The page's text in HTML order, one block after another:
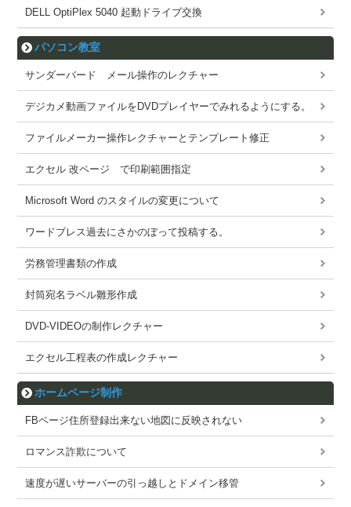
DELL OptiPlex 5040 起動ドライブ交換
パソコン教室
サンダーバード メール操作のレクチャー
デジカメ動画ファイルをDVDプレイヤーでみれるようにする。
ファイルメーカー操作レクチャーとテンプレート修正
エクセル 改ページ で印刷範囲指定
Microsoft Word のスタイルの変更について
ワードブレス過去にさかのぼって投稿する。
労務管理書類の作成
封筒宛名ラベル雛形作成
DVD-VIDEOの制作レクチャー
エクセル工程表の作成レクチャー
ホームページ制作
FBページ住所登録出来ない地図に反映されない
ロマンス詐欺について
速度が遅いサーバーの引っ越しとドメイン移管